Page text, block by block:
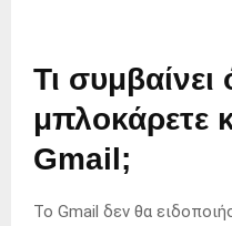
Τι συμβαίνει
μπλοκάρετε
Gmail;
Το Gmail δεν θα